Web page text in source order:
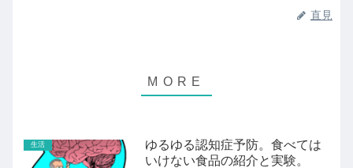
直見
生活
ゆるゆる認知症予防。食べては
いけない食品の紹介と実験。